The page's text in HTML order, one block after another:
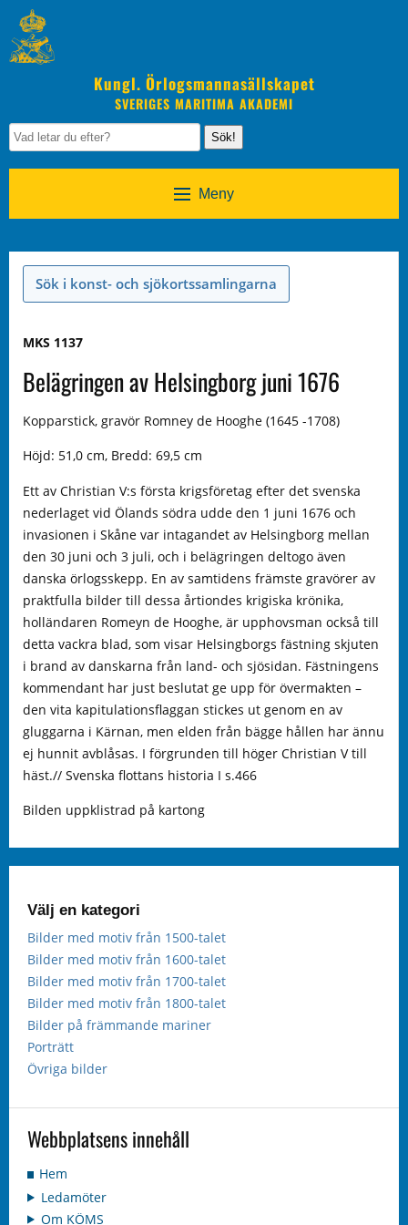
Kungl. Örlogsmannasällskapet
SVERIGES MARITIMA AKADEMI
Sök!
Meny
Sök i konst- och sjökortssamlingarna
MKS 1137
Belägringen av Helsingborg juni 1676
Kopparstick, gravör Romney de Hooghe (1645 -1708)
Höjd: 51,0 cm, Bredd: 69,5 cm
Ett av Christian V:s första krigsföretag efter det svenska
nederlaget vid Ölands södra udde den 1 juni 1676 och
invasionen i Skåne var intagandet av Helsingborg mellan
den 30 juni och 3 juli, och i belägringen deltogo även
danska örlogsskepp. En av samtidens främste gravörer av
praktfulla bilder till dessa årtiondes krigiska krönika,
holländaren Romeyn de Hooghe, är upphovsman också till
detta vackra blad, som visar Helsingborgs fästning skjuten
i brand av danskarna från land- och sjösidan. Fästningens
kommendant har just beslutat ge upp för övermakten –
den vita kapitulationsflaggan stickes ut genom en av
gluggarna i Kärnan, men elden från bägge hållen har ännu
ej hunnit avblåsas. I förgrunden till höger Christian V till
häst.// Svenska flottans historia I s.466
Bilden uppklistrad på kartong
Välj en kategori
Bilder med motiv från 1500-talet
Bilder med motiv från 1600-talet
Bilder med motiv från 1700-talet
Bilder med motiv från 1800-talet
Bilder på främmande mariner
Porträtt
Övriga bilder
Webbplatsens innehåll
Hem
Ledamöter
Om KÖMS